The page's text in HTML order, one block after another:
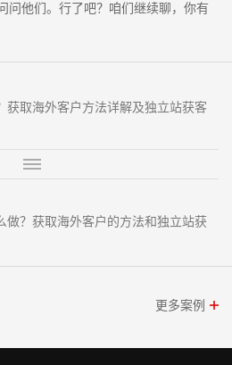
问他们。行了吧？咱们继续聊，你有
获取海外客户方法详解及独立站获客
做？获取海外客户的方法和独立站获
更多案例